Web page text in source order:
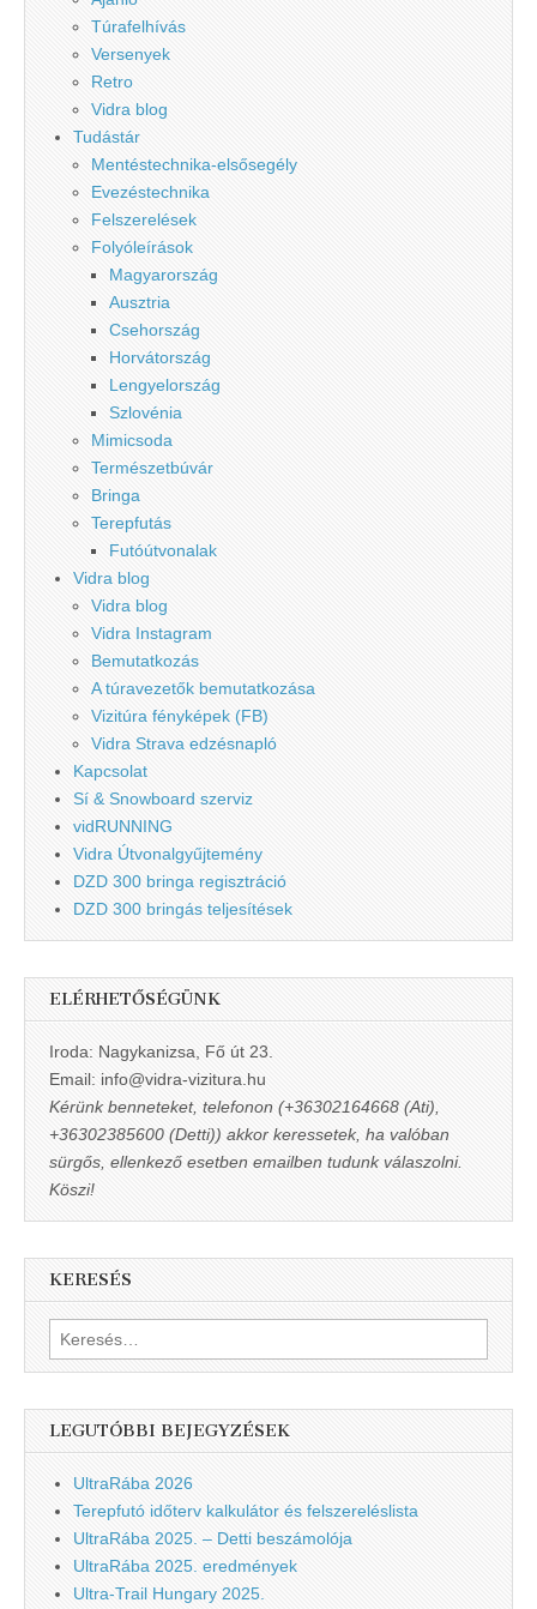
Túrafelhívás
Versenyek
Retro
Vidra blog
Tudástár
Mentéstechnika-elsősegély
Evezéstechnika
Felszerelések
Folyóleírások
Magyarország
Ausztria
Csehország
Horvátország
Lengyelország
Szlovénia
Mimicsoda
Természetbúvár
Bringa
Terepfutás
Futóútvonalak
Vidra blog
Vidra blog
Vidra Instagram
Bemutatkozás
A túravezetők bemutatkozása
Vizitúra fényképek (FB)
Vidra Strava edzésnapló
Kapcsolat
Sí & Snowboard szerviz
vidRUNNING
Vidra Útvonalgyűjtemény
DZD 300 bringa regisztráció
DZD 300 bringás teljesítések
ELÉRHETŐSÉGÜNK
Iroda: Nagykanizsa, Fő út 23.
Email: info@vidra-vizitura.hu
Kérünk benneteket, telefonon (+36302164668 (Ati),
+36302385600 (Detti)) akkor keressetek, ha valóban
sürgős, ellenkező esetben emailben tudunk válaszolni.
Köszi!
KERESÉS
Keresés:
LEGUTÓBBI BEJEGYZÉSEK
UltraRába 2026
Terepfutó időterv kalkulátor és felszereléslista
UltraRába 2025. – Detti beszámolója
UltraRába 2025. eredmények
Ultra-Trail Hungary 2025.